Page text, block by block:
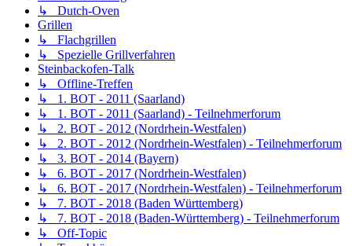
↳ Dutch-Oven
Grillen
↳ Flachgrillen
↳ Spezielle Grillverfahren
Steinbackofen-Talk
↳ Offline-Treffen
↳ 1. BOT - 2011 (Saarland)
↳ 1. BOT - 2011 (Saarland) - Teilnehmerforum
↳ 2. BOT - 2012 (Nordrhein-Westfalen)
↳ 2. BOT - 2012 (Nordrhein-Westfalen) - Teilnehmerforum
↳ 3. BOT - 2014 (Bayern)
↳ 6. BOT - 2017 (Nordrhein-Westfalen)
↳ 6. BOT - 2017 (Nordrhein-Westfalen) - Teilnehmerforum
↳ 7. BOT - 2018 (Baden Württemberg)
↳ 7. BOT - 2018 (Baden-Württemberg) - Teilnehmerforum
↳ Off-Topic